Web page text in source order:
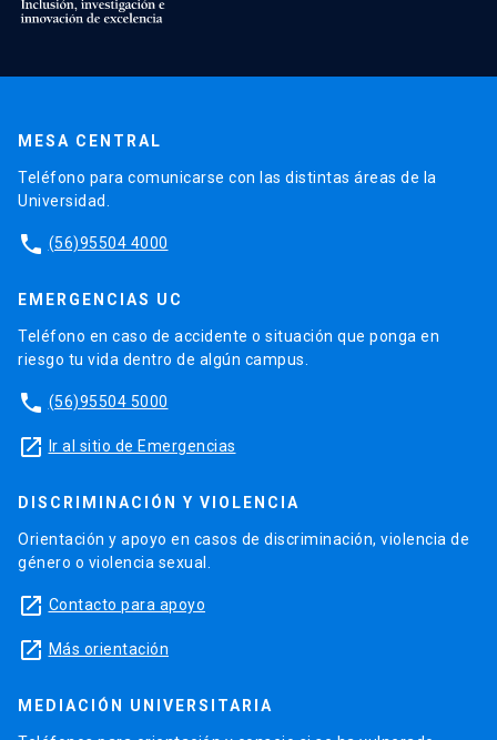
MESA CENTRAL
Teléfono para comunicarse con las distintas áreas de la
Universidad.
phone (56)95504 4000
EMERGENCIAS UC
Teléfono en caso de accidente o situación que ponga en
riesgo tu vida dentro de algún campus.
phone (56)95504 5000
launch Ir al sitio de Emergencias
DISCRIMINACIÓN Y VIOLENCIA
Orientación y apoyo en casos de discriminación, violencia de
género o violencia sexual.
launch Contacto para apoyo
launch Más orientación
MEDIACIÓN UNIVERSITARIA